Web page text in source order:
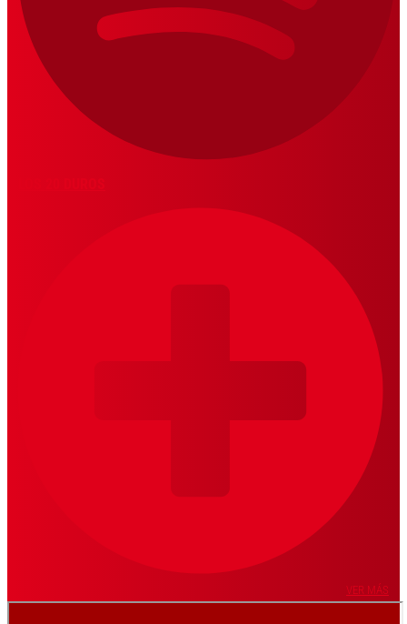
VER MÁS